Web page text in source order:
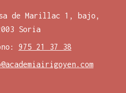
de Marillac 1, bajo,
Soria
975 21 37 38